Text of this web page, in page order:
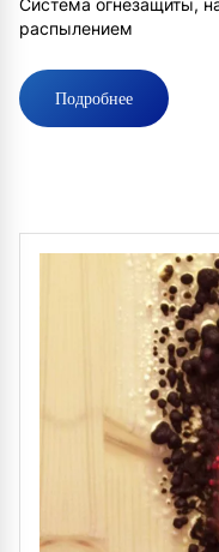
распылением
Подробнее